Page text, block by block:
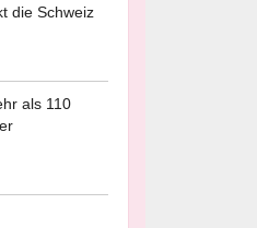
die Schweiz
als 110